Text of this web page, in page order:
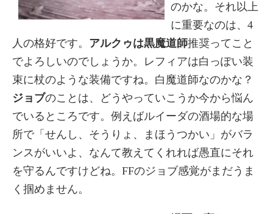
のかな。それ以上
に重要なのは、4
人の格好です。 アルクゥは黒魔道師推奨ってこと
でよろしいのでしょうか。レフィアは白っぽい装
束に杖のような装備ですね。白魔道師なのかな？
ジョブのことは、どうやっていこうか今から悩ん
でいるところです。例えばルイーダの酒場的な場
所で「せんし、そうりょ、まほうつかい」がバラ
ンスがいいよ、なんて教えてくれれば愚直にそれ
を守るんですけどね。FFのジョブ感覚がまだうま
く掴めません。